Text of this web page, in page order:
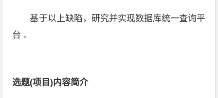
基于以上缺陷，研究并实现数据库统一查询平
台 。
选题(项目)内容简介